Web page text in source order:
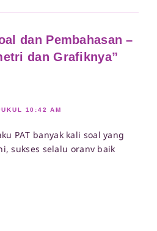
dan Pembahasan –
dan Grafiknya”
10:42 AM
PAT banyak kali soal yang
sukses selalu oranv baik